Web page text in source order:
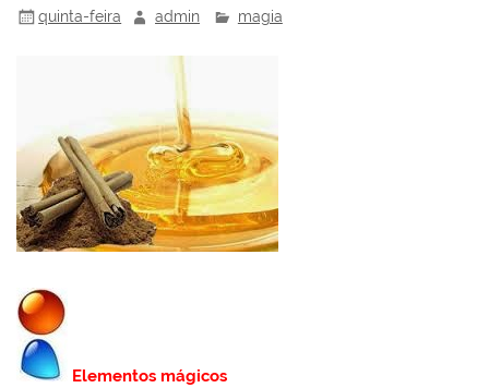
quinta-feira admin magia
Elementos mágicos